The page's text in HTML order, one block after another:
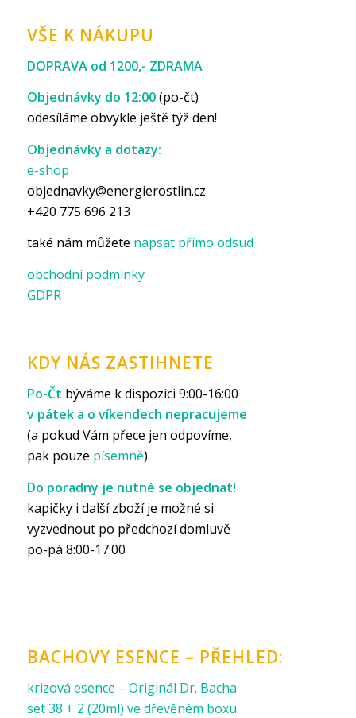
VŠE K NÁKUPU
DOPRAVA od 1200,- ZDRAMA
Objednávky do 12:00(po-čt)
odesíláme obvykle ještě týž den!
Objednávky a dotazy:
e-shop
objednavky@energierostlin.cz
+420 775 696 213
také nám můžete napsat přímo odsud
obchodní podmínky
GDPR
KDY NÁS ZASTIHNETE
Po-Čt býváme k dispozici 9:00-16:00
v pátek a o víkendech nepracujeme
(a pokud Vám přece jen odpovíme,
pak pouze písemně)
Do poradny je nutné se objednat!
kapičky i další zboží je možné si
vyzvednout po předchozí domluvě
po-pá 8:00-17:00
BACHOVY ESENCE – PŘEHLED:
krizová esence – Originál Dr. Bacha
set 38 + 2 (20ml) ve dřevěném boxu